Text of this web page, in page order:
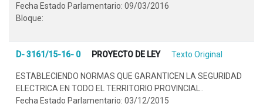
Fecha Estado Parlamentario: 09/03/2016
Bloque:
D- 3161/15-16- 0 PROYECTO DE LEY Texto Original
ESTABLECIENDO NORMAS QUE GARANTICEN LA SEGURIDAD
ELECTRICA EN TODO EL TERRITORIO PROVINCIAL..
Fecha Estado Parlamentario: 03/12/2015